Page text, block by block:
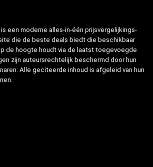
een moderne alles-in-één prijsvergelijkings-
die de beste deals biedt die beschikbaar
de hoogte houdt via de laatst toegevoegde
zijn auteursrechtelijk beschermd door hun
Alle geciteerde inhoud is afgeleid van hun